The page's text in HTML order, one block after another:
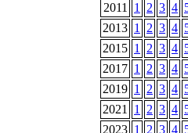
2011
1 2 3 4
2013 1 2 3 4
2015 1 2 3 4
2017 1 2 3 4
2019 1 2 3 4
2021
1 2 3 4
2023 1 2 3 4